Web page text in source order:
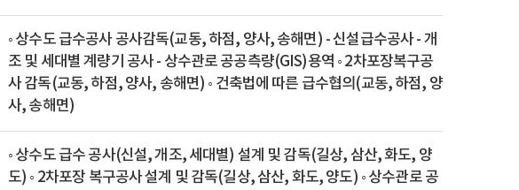
◦ 상수도 급수공사 공사감독(교동, 하점, 양사, 송해면) - 신설급수공사 - 개
조 및 세대별 계량기 공사 - 상수관로 공공측량(GIS)용역 ◦ 2차포장복구공
사 감독(교동, 하점, 양사, 송해면) ◦ 건축법에 따른 급수협의(교동, 하점, 양
사, 송해면)
◦ 상수도 급수 공사(신설, 개조, 세대별) 설계 및 감독(길상, 삼산, 화도, 양
도) ◦ 2차포장 복구공사 설계 및 감독(길상, 삼산, 화도, 양도) ◦ 상수관로 공